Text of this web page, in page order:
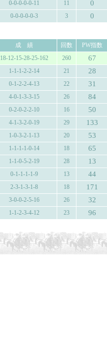
0-0-0-0-0-11 11 0
0-0-0-0-0-3 3 0
成 績 回数
PW指数
18-12-15-28-25-162 260 67
1-1-1-2-2-14 21 28
0-1-2-2-4-13 22 31
4-0-1-3-3-15 26 84
0-2-0-2-2-10 16 50
4-1-3-2-0-19 29 133
1-0-3-2-1-13 20 53
1-1-1-1-0-14 18 65
1-1-0-5-2-19 28 13
0-1-1-1-1-9 13 44
2-3-1-3-1-8 18 171
3-0-0-2-5-16 26 32
1-1-2-3-4-12 23 96